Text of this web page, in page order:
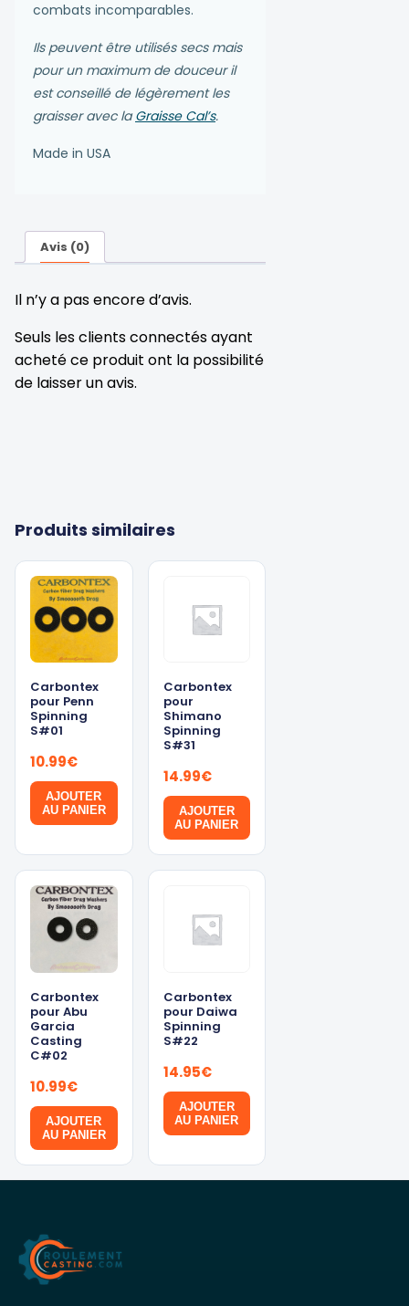
combats incomparables.
Ils peuvent être utilisés secs mais
pour un maximum de douceur il
est conseillé de légèrement les
graisser avec laGraisse Cal’s.
Made in USA
Avis (0)
Il n’y a pas encore d’avis.
Seuls les clients connectés ayant
acheté ce produit ont la possibilité
de laisser un avis.
Produits similaires
Carbontex
pour Penn
Spinning
S#01
10.99€
AJOUTER
AU PANIER
Carbontex
pour
Shimano
Spinning
S#31
14.99€
AJOUTER
AU PANIER
Carbontex
pour Abu
Garcia
Casting
C#02
10.99€
AJOUTER
AU PANIER
Carbontex
pour Daiwa
Spinning
S#22
14.95€
AJOUTER
AU PANIER